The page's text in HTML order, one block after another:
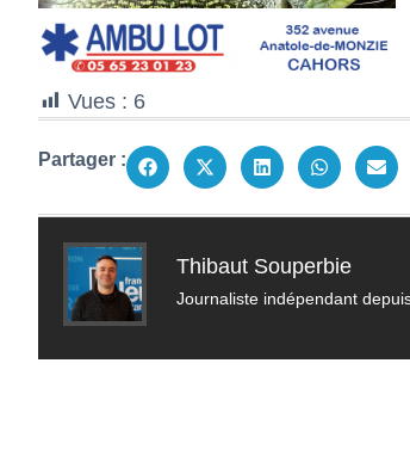
Vues : 6
Partager :
Thibaut Souperbie
Journaliste indépendant